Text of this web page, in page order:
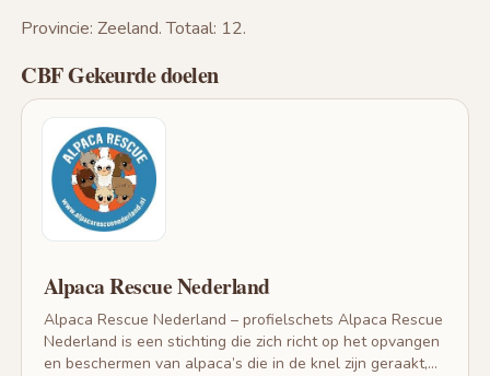
Provincie: Zeeland. Totaal: 12.
CBF Gekeurde doelen
Alpaca Rescue Nederland
Alpaca Rescue Nederland – profielschets Alpaca Rescue
Nederland is een stichting die zich richt op het opvangen
en beschermen van alpaca’s die in de knel zijn geraakt,...